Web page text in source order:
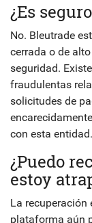
¿Es
No. Bleutrade
cerrada o de
seguridad.
fraudulentas
solicitudes de
con esta entidad.
¿Puedo
estoy
La recuperación
plataforma aún